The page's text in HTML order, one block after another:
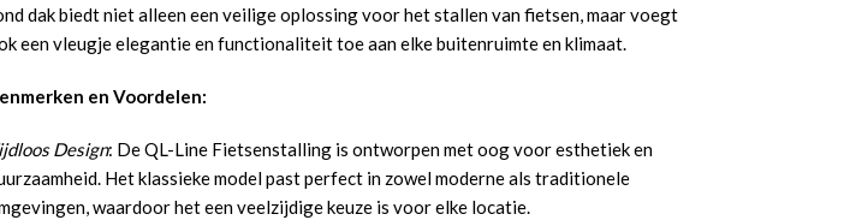
dak biedt niet alleen een veilige oplossing voor het stallen van fietsen, maar voegt
een vleugje elegantie en functionaliteit toe aan elke buitenruimte en klimaat.
en Voordelen:
Design: De QL-Line Fietsenstalling is ontworpen met oog voor esthetiek en
Het klassieke model past perfect in zowel moderne als traditionele
waardoor het een veelzijdige keuze is voor elke locatie.